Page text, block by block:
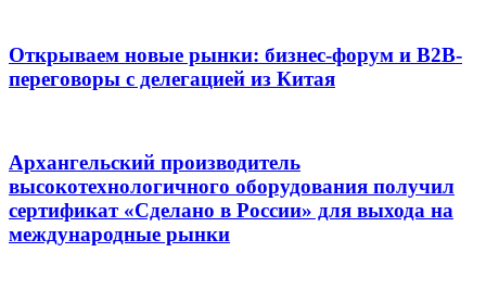
Открываем новые рынки: бизнес-форум и B2B-
переговоры с делегацией из Китая
Архангельский производитель
высокотехнологичного оборудования получил
сертификат «Сделано в России» для выхода на
международные рынки